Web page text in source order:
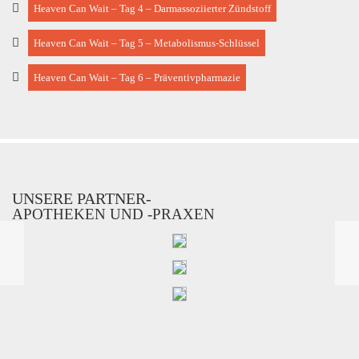
Heaven Can Wait – Tag 4 – Darmassoziierter Zündstoff
Heaven Can Wait – Tag 5 – Metabolismus-Schlüssel
Heaven Can Wait – Tag 6 – Präventivpharmazie
UNSERE PARTNER-
APOTHEKEN UND -PRAXEN